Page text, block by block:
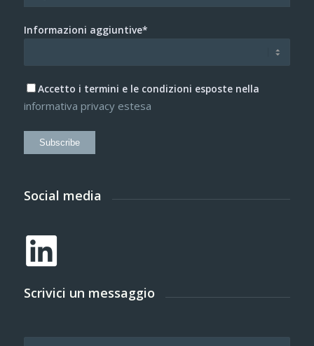
Informazioni aggiuntive*
Accetto i termini e le condizioni esposte nella
informativa privacy estesa
Subscribe
Social media
Scrivici un messaggio